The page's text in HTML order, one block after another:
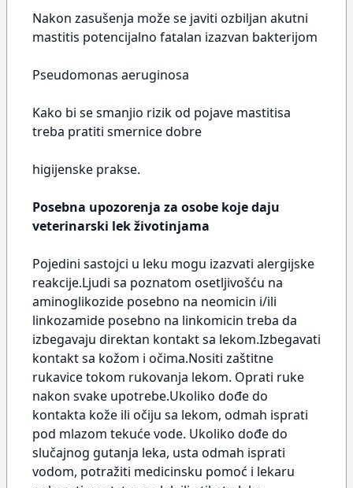
Nakon zasušenja može se javiti ozbiljan akutni
mastitis potencijalno fatalan izazvan bakterijom
Pseudomonas aeruginosa
Kako bi se smanjio rizik od pojave mastitisa
treba pratiti smernice dobre
higijenske prakse.
Posebna upozorenja za osobe koje daju
veterinarski lek životinjama
Pojedini sastojci u leku mogu izazvati alergijske
reakcije.Ljudi sa poznatom osetljivošću na
aminoglikozide posebno na neomicin i/ili
linkozamide posebno na linkomicin treba da
izbegavaju direktan kontakt sa lekom.Izbegavati
kontakt sa kožom i očima.Nositi zaštitne
rukavice tokom rukovanja lekom. Oprati ruke
nakon svake upotrebe.Ukoliko dođe do
kontakta kože ili očiju sa lekom, odmah isprati
pod mlazom tekuće vode. Ukoliko dođe do
slučajnog gutanja leka, usta odmah isprati
vodom, potražiti medicinsku pomoć i lekaru